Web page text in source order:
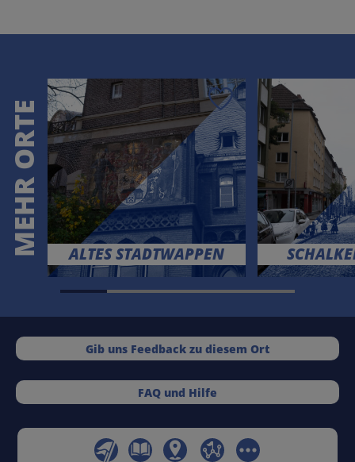
MEHR ORTE ALTES STADTWAPPEN
Speichern
Gib uns Feedback zu diesem Ort
FAQ und Hilfe